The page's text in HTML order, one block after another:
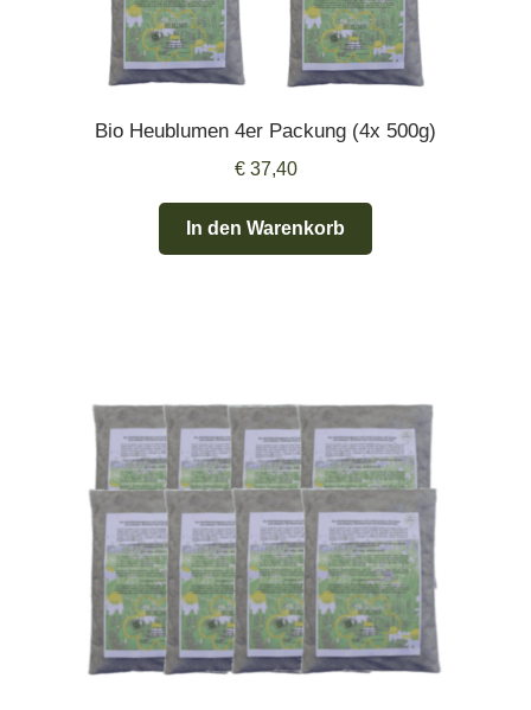
Bio Heublumen 4er Packung (4x 500g)
€37,40
In den Warenkorb